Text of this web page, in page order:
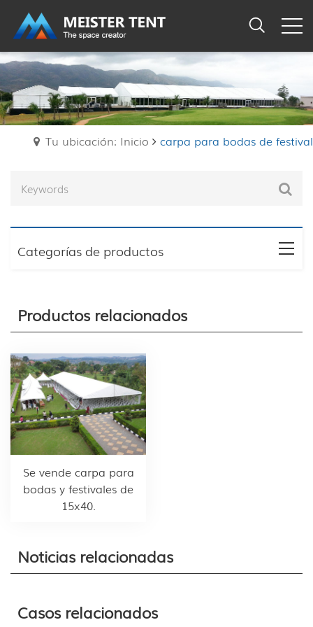
Tu ubicación: Inicio carpa para bodas de festival
Categorías de productos
Productos relacionados
Se vende carpa para
bodas y festivales de
15x40.
Noticias relacionadas
Casos relacionados